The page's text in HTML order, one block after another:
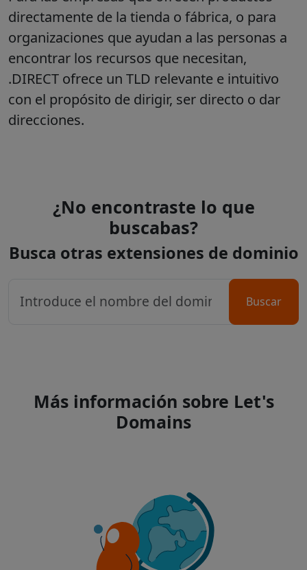
directamente de la tienda o fábrica, o para
organizaciones que ayudan a las personas a
encontrar los recursos que necesitan,
.DIRECT ofrece un TLD relevante e intuitivo
con el propósito de dirigir, ser directo o dar
direcciones.
¿No encontraste lo que
buscabas?
Busca otras extensiones de dominio
Buscar